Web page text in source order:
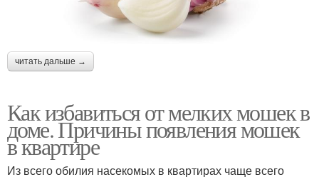
читать дальше →
Как избавиться от мелких мошек в
доме. Причины появления мошек
в квартире
Из всего обилия насекомых в квартирах чаще всего